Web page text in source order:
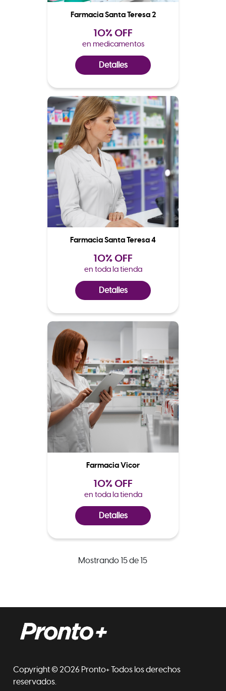
Farmacia Santa Teresa 2
10% OFF
en medicamentos
Detalles
Farmacia Santa Teresa 4
10% OFF
en toda la tienda
Detalles
Farmacia Vicor
10% OFF
en toda la tienda
Detalles
Mostrando 15 de 15
Copyright © 2026 Pronto+ Todos los derechos
reservados.